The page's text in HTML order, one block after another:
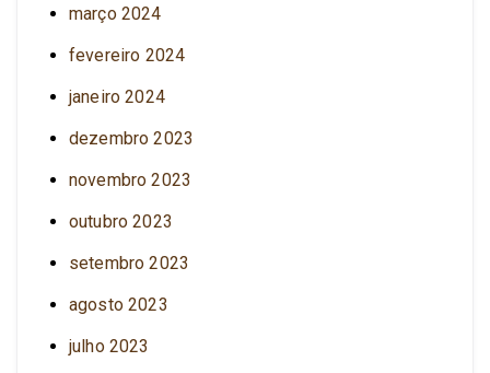
março 2024
fevereiro 2024
janeiro 2024
dezembro 2023
novembro 2023
outubro 2023
setembro 2023
agosto 2023
julho 2023